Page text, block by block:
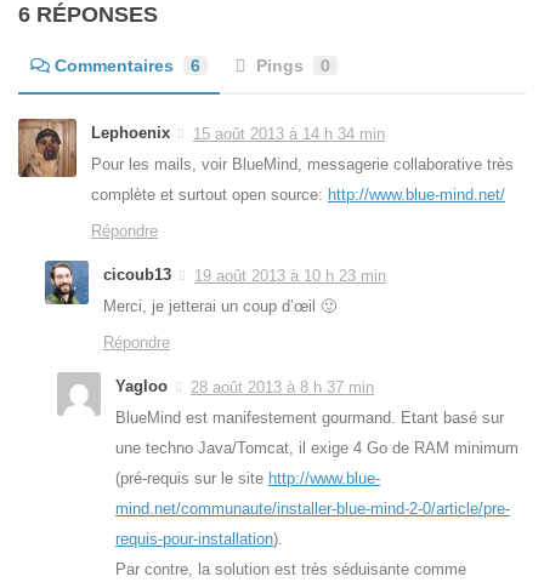
6 RÉPONSES
Commentaires 6 Pings 0
Lephoenix
15 août 2013 à 14 h 34 min
Pour les mails, voir BlueMind, messagerie collaborative très
complète et surtout open source: http://www.blue-mind.net/
Répondre
cicoub13
19 août 2013 à 10 h 23 min
Merci, je jetterai un coup d’œil 🙂
Répondre
Yagloo
28 août 2013 à 8 h 37 min
BlueMind est manifestement gourmand. Etant basé sur
une techno Java/Tomcat, il exige 4 Go de RAM minimum
(pré-requis sur le site http://www.blue-
mind.net/communaute/installer-blue-mind-2-0/article/pre-
requis-pour-installation).
Par contre, la solution est très séduisante comme